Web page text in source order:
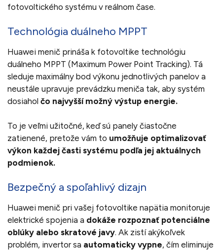
fotovoltického systému v reálnom čase.
Technológia duálneho MPPT
Huawei menič prináša k fotovoltike technológiu
duálneho MPPT (Maximum Power Point Tracking). Tá
sleduje maximálny bod výkonu jednotlivých panelov a
neustále upravuje prevádzku meniča tak, aby systém
dosiahol čo najvyšší možný výstup energie.
To je veľmi užitočné, keď sú panely čiastočne
zatienené, pretože vám to umožňuje optimalizovať
výkon každej časti systému podľa jej aktuálnych
podmienok.
Bezpečný a spoľahlivý dizajn
Huawei menič pri vašej fotovoltike napätia monitoruje
elektrické spojenia a dokáže rozpoznať potenciálne
oblúky alebo skratové javy. Ak zistí akýkoľvek
problém, invertor sa automaticky vypne, čím eliminuje